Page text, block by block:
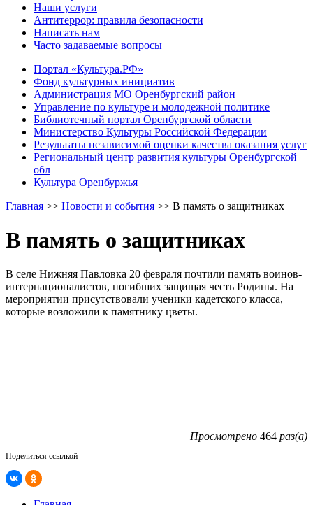
Наши услуги
Антитеррор: правила безопасности
Написать нам
Часто задаваемые вопросы
Портал «Культура.РФ»
Фонд культурных инициатив
Администрация МО Оренбургский район
Управление по культуре и молодежной политике
Библиотечный портал Оренбургской области
Министерство Культуры Российской Федерации
Результаты независимой оценки качества оказания услуг
Региональный центр развития культуры Оренбургской
обл
Культура Оренбуржья
Главная >> Новости и события >> В память о защитниках
В память о защитниках
В селе Нижняя Павловка 20 февраля почтили память воинов-
интернационалистов, погибших защищая честь Родины. На
мероприятии присутствовали ученики кадетского класса,
которые возложили к памятнику цветы.
Просмотрено 464 раз(а)
Поделиться ссылкой